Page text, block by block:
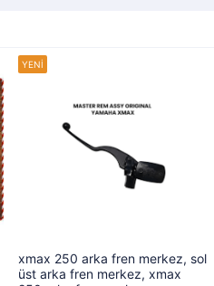
xmax 250 arka fren merkez, sol
üst arka fren merkez, xmax